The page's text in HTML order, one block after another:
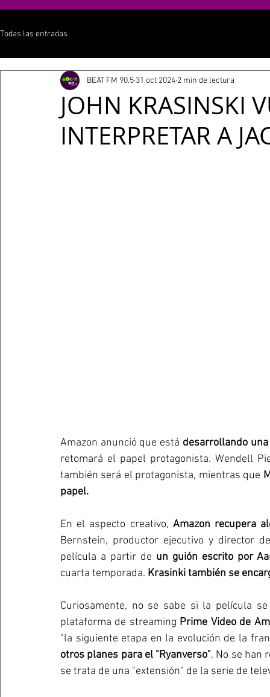
Todas las entradas
JOHN KRASINSKI
INTERPRETAR A
BEAT FM 90.5 31 oct 2024 2 min de lectura
Amazon anunció que está desarrollando
retomará el papel protagonista. Wendell
también será el protagonista, mientras que
papel.
En el aspecto creativo, Amazon recupera
Bernstein, productor ejecutivo y director
película a partir de un guión escrito por
cuarta temporada. Krasinki también se
Curiosamente, no se sabe si la película
plataforma de streaming Prime Video de
"la siguiente etapa en la evolución de la
otros planes para el "Ryanverso". No se han
se trata de una "extensión" de la serie de